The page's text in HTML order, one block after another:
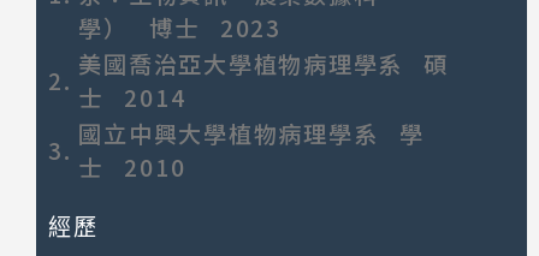
學） 博士 2023
2. 美國喬治亞大學植物病理學系 碩
士 2014
3. 國立中興大學植物病理學系 學
士 2010
經歷